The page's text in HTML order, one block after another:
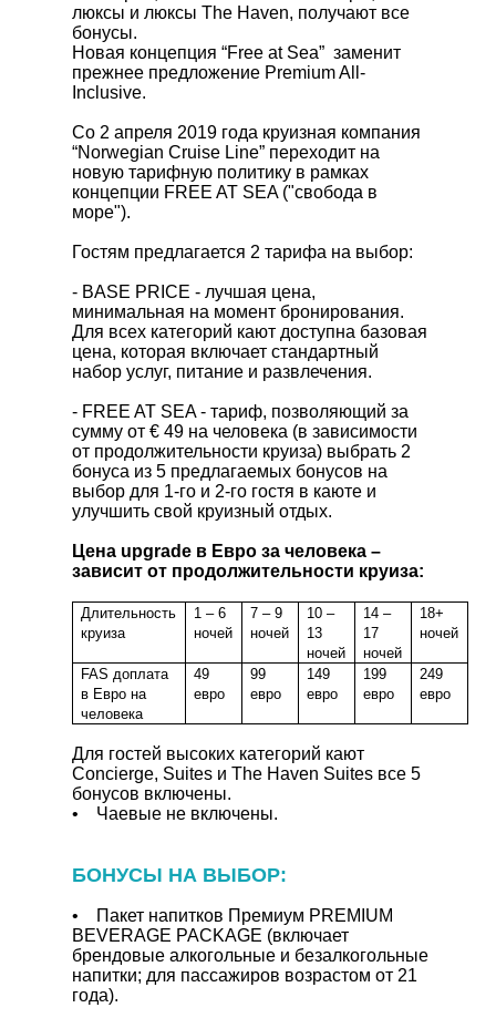
люксы и люксы The Haven, получают все
бонусы.
Новая концепция “Free at Sea” заменит
прежнее предложение Premium All-
Inclusive.
Со 2 апреля 2019 года круизная компания
“Norwegian Cruise Line” переходит на
новую тарифную политику в рамках
концепции FREE AT SEA ("свобода в
море").
Гостям предлагается 2 тарифа на выбор:
- BASE PRICE - лучшая цена,
минимальная на момент бронирования.
Для всех категорий кают доступна базовая
цена, которая включает стандартный
набор услуг, питание и развлечения.
- FREE AT SEA - тариф, позволяющий за
сумму от € 49 на человека (в зависимости
от продолжительности круиза) выбрать 2
бонуса из 5 предлагаемых бонусов на
выбор для 1-го и 2-го гостя в каюте и
улучшить свой круизный отдых.
Цена upgrade в Евро за человека –
зависит от продолжительности круиза:
Длительность
круиза
1 – 6
ночей
7 – 9
ночей
10 –
13
ночей
14 –
17
ночей
18+
ночей
FAS доплата
в Евро на
человека
49
евро
99
евро
149
евро
199
евро
249
евро
Для гостей высоких категорий кают
Concierge, Suites и The Haven Suites все 5
бонусов включены.
• Чаевые не включены.
БОНУСЫ НА ВЫБОР:
• Пакет напитков Премиум PREMIUM
BEVERAGE PACKAGE (включает
брендовые алкогольные и безалкогольные
напитки; для пассажиров возрастом от 21
года).